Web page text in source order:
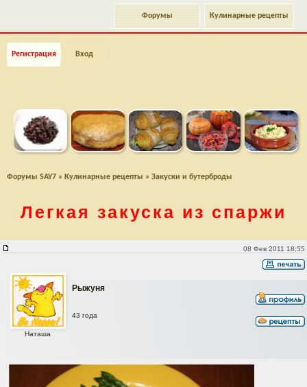
Кулинарные рецепты
Форумы
Регистрация Вход
Форумы SAY7 » Кулинарные рецепты » Закуски и бутерброды
Легкая закуска из спаржи
08 Фев 2011 18:55
Рыжуня
Наташа
43 года